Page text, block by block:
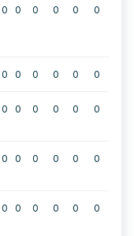
0 0 0 0 0 0
0 0 0 0 0 0
0 0 0 0 0 0
0 0 0 0 0 0
0 0 0 0 0 0